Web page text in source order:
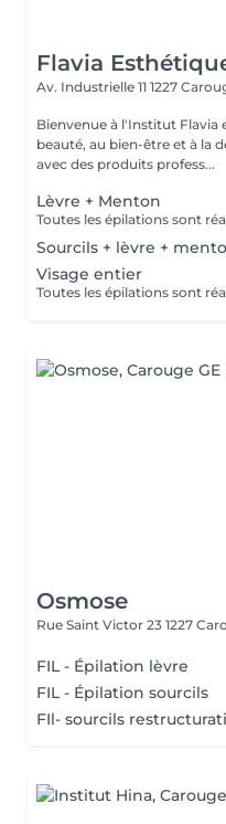
Flavia
Av. Industrielle 11 1227
Bienvenue à l'Institut Flavia
beauté, au bien-être et à la
avec des produits profess...
Lèvre + Menton
Sourcils + lèvre +
Visage entier
Osmose
Rue Saint Victor 23 1227
FIL - Épilation lèvre
FIL - Épilation sourcils
FIl- sourcils